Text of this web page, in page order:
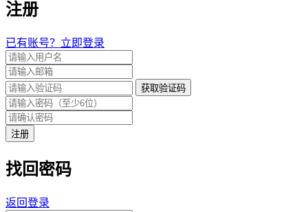
注册
已有账号？立即登录
获取验证码
注册
找回密码
返回登录